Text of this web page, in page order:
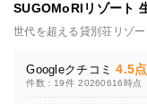
SUGOMoRIリゾート
世代を超える貸別荘リゾー
Googleクチコミ 4.5点
件数：19件 20260616時点